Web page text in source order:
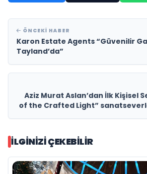
ÖNCEKI HABER
Karon Estate Agents “Güvenilir
Tayland’da”
Aziz Murat Aslan’dan İlk Kişisel
of the Crafted Light”
İLGINIZI ÇEKEBILIR